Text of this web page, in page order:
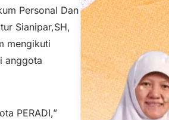
Personal Dan
Sianipar,SH,
mengikuti
anggota
PERADI,”